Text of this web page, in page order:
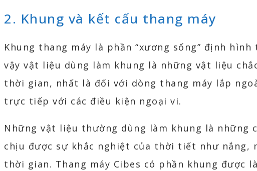
2. Khung và kết cấu thang máy
Khung thang máy là phần “xương sống” định
vậy vật liệu dùng làm khung là những vật liệu
thời gian, nhất là đối với dòng thang máy lắp
trực tiếp với các điều kiện ngoại vi.
Những vật liệu thường dùng làm khung là những
chịu được sự khắc nghiệt của thời tiết như nắng,
thời gian. Thang máy Cibes có phần khung được